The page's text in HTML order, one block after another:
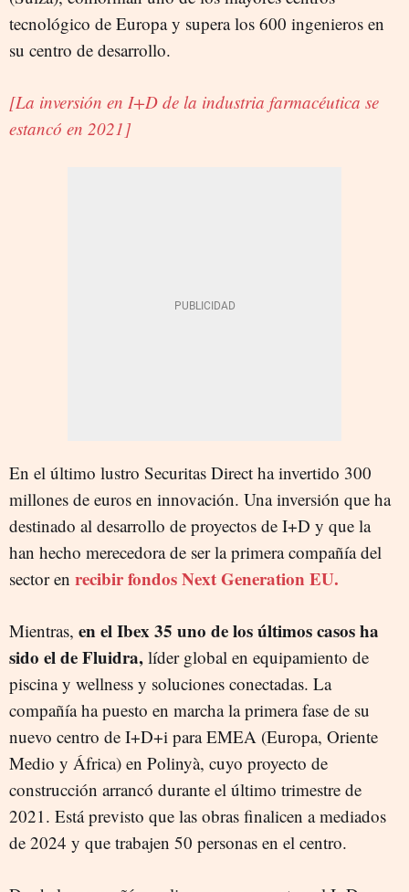
tecnológico de Europa y supera los 600 ingenieros en
su centro de desarrollo.
[La inversión en I+D de la industria farmacéutica se
estancó en 2021]
En el último lustro Securitas Direct ha invertido 300
millones de euros en innovación. Una inversión que ha
destinado al desarrollo de proyectos de I+D y que la
han hecho merecedora de ser la primera compañía del
sector en recibir fondos Next Generation EU.
Mientras, en el Ibex 35 uno de los últimos casos ha
sido el de Fluidra, líder global en equipamiento de
piscina y wellness y soluciones conectadas. La
compañía ha puesto en marcha la primera fase de su
nuevo centro de I+D+i para EMEA (Europa, Oriente
Medio y África) en Polinyà, cuyo proyecto de
construcción arrancó durante el último trimestre de
2021. Está previsto que las obras finalicen a mediados
de 2024 y que trabajen 50 personas en el centro.